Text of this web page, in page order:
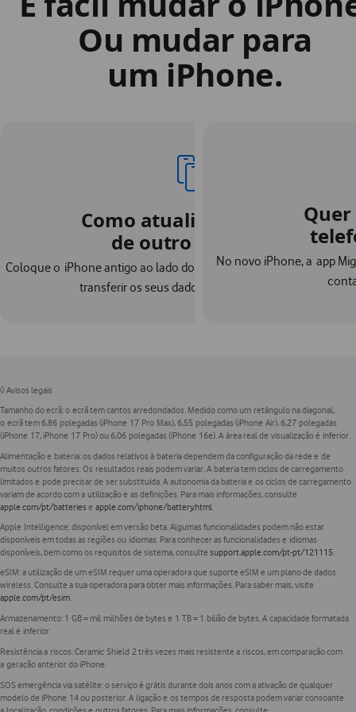
Ou mudar para
um iPhone.
Como atualizar a partir
de outro iPhone?
Coloque o iPhone antigo ao lado do novo e, com poucos toques,
transferir os seus dados automaticamente.
No novo iPhone, a app
◊Avisos legais
Tamanho do ecrã:o ecrã tem cantos arredondados. Medido como um retângulo na diagonal,
o ecrã tem 6,86 polegadas (iPhone 17 Pro Max), 6,55 polegadas (iPhone Air), 6,27 polegadas
(iPhone 17, iPhone 17 Pro) ou 6,06 polegadas (iPhone 16e). A área real de visualização é inferior.
Alimentação e bateria:os dados relativos à bateria dependem da configuração da rede e de
muitos outros fatores. Os resultados reais podem variar. A bateria tem ciclos de carregamento
limitados e pode precisar de ser substituída. A autonomia da bateria e os ciclos de carregamento
variam de acordo com a utilização e as definições. Para mais informações, consulte
apple.com/pt/batteriese apple.com/iphone/battery.html.
Apple Intelligence:disponível em versão beta. Algumas funcionalidades podem não estar
disponíveis em todas as regiões ou idiomas. Para conhecer as funcionalidades e idiomas
disponíveis, bem como os requisitos de sistema, consulte support.apple.com/pt-pt/121115.
eSIM:a utilização de um eSIM requer uma operadora que suporte eSIM e um plano de dados
wireless. Consulte a sua operadora para obter mais informações. Para saber mais, visite
apple.com/pt/esim.
Armazenamento:1 GB = mil milhões de bytes e 1 TB = 1 bilião de bytes. A capacidade formatada
real é inferior.
Resistência a riscos:Ceramic Shield 2 três vezes mais resistente a riscos, em comparação com
a geração anterior do iPhone.
SOS emergência via satélite:o serviço é grátis durante dois anos com a ativação de qualquer
modelo de iPhone 14 ou posterior. A ligação e os tempos de resposta podem variar consoante